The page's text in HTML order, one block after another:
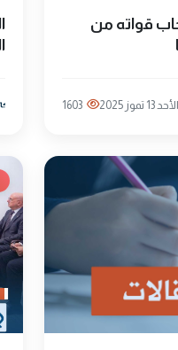
قواته من
الأحد 13 تموز 2025 1603